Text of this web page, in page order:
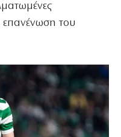
επανένωση του